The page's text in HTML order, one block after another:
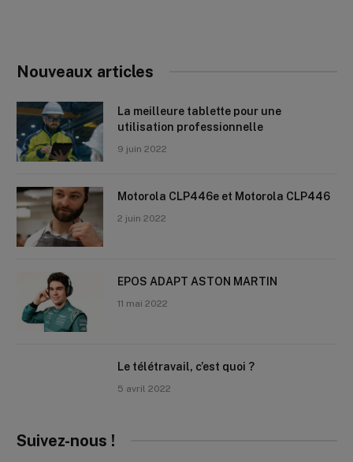
Nouveaux articles
La meilleure tablette pour une
utilisation professionnelle
9 juin 2022
Motorola CLP446e et Motorola CLP446
2 juin 2022
EPOS ADAPT ASTON MARTIN
11 mai 2022
Le télétravail, c’est quoi ?
5 avril 2022
Suivez-nous !